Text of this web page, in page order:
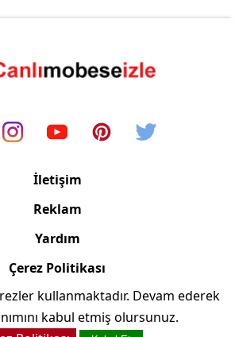
İletişim
Reklam
Yardım
Çerez Politikası
2006/2024 Canlimobeseizle.net
kullanmaktadır. Devam ederek
kabul etmiş olursunuz.